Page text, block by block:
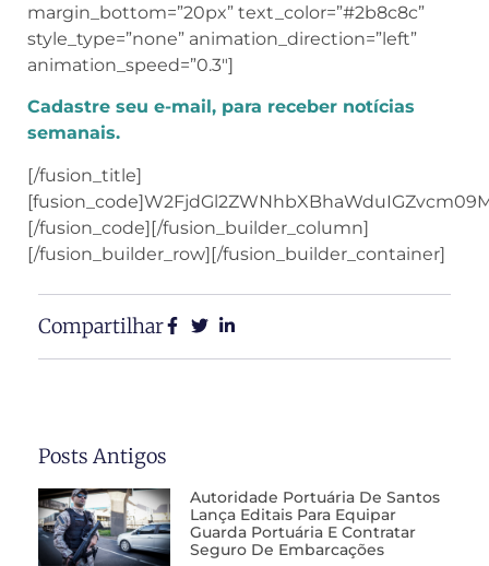
margin_bottom=”20px” text_color=”#2b8c8c”
style_type=”none” animation_direction=”left”
animation_speed=”0.3″]
Cadastre seu e-mail, para receber notícias
semanais.
[/fusion_title]
[/fusion_code][/fusion_builder_column]
[/fusion_builder_row][/fusion_builder_container]
Compartilhar
Posts Antigos
Autoridade Portuária De Santos
Lança Editais Para Equipar
Guarda Portuária E Contratar
Seguro De Embarcações